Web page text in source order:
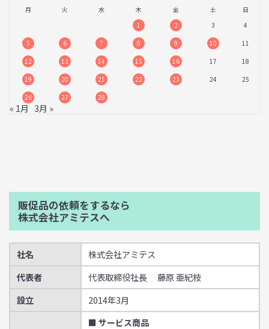
月 火 水 木 金 土
日
1
2 3
4
5
6 7 8 9 10
11
12
13 14 15 16 17
18
19
20 21 22 23 24
25
26
27 28
« 1月 3月 »
販促品の依頼をするなら
株式会社アミテスへ
社名
株式会社アミテス
代表者
代表取締役社長 藤原 亜紀枝
設立
2014年3月
■ サービス商品